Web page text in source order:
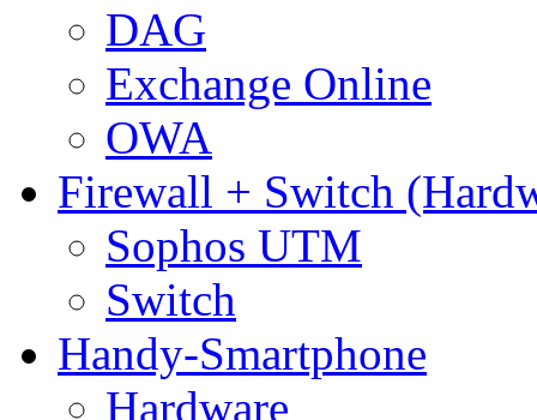
DAG
Exchange Online
OWA
Firewall + Switch
Sophos UTM
Switch
Handy-Smartphone
Hardware